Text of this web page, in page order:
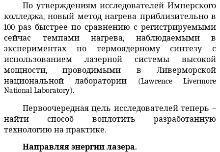
По утверждениям исследователей Имперского
колледжа, новый метод нагрева приблизительно в
100 раз быстрее по сравнению с регистрируемыми
сейчас темпами нагрева, наблюдаемыми в
экспериментах по термоядерному синтезу с
использованием лазерной системы высокой
мощности, проводимыми в Ливерморской
национальной лаборатории (Lawrence
Livermore
National Laboratory).
Первоочередная цель исследователей теперь –
найти способ воплотить разработанную
технологию на практике.
Направляя энергии лазера.